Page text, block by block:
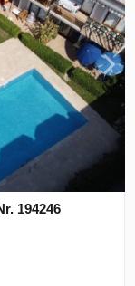
194246